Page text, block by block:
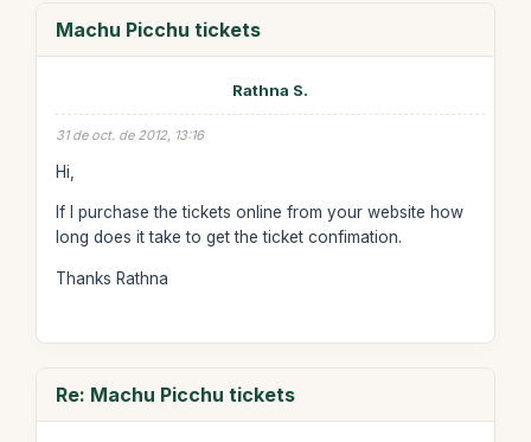
Machu Picchu tickets
Rathna S.
31 de oct. de 2012, 13:16
Hi,
If I purchase the tickets online from your website how
long does it take to get the ticket confimation.
Thanks Rathna
Re: Machu Picchu tickets